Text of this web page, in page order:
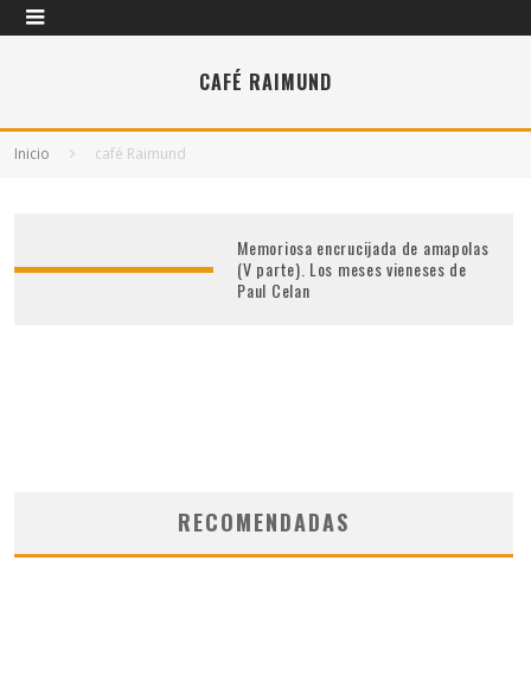
CAFÉ RAIMUND
Inicio café Raimund
Memoriosa encrucijada de amapolas
(V parte). Los meses vieneses de
Paul Celan
RECOMENDADAS